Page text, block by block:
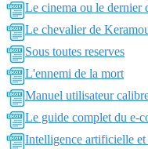
Le cinema ou le dernier
Le chevalier de
Sous toutes reserves
L'ennemi de la mort
Manuel utilisateur
Le guide complet du e-
Intelligence artificielle et